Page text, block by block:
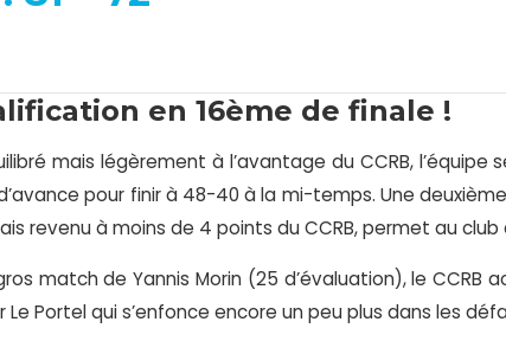
en 16ème de finale !
mais légèrement à l’avantage du CCRB, l’équipe
pour finir à 48-40 à la mi-temps. Une
revenu à moins de 4 points du CCRB, permet au
match de Yannis Morin (25 d’évaluation), le CCRB
Portel qui s’enfonce encore un peu plus dans les